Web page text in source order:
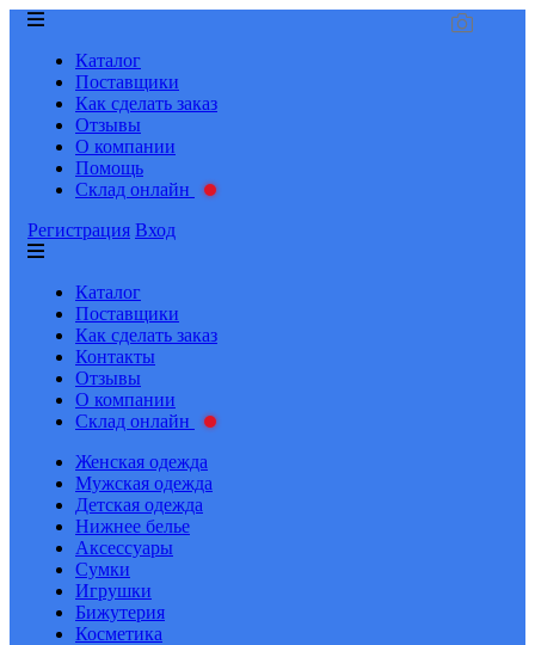
Каталог
Поставщики
Как сделать заказ
Отзывы
О компании
Помощь
Склад онлайн
Регистрация Вход
Каталог
Поставщики
Как сделать заказ
Контакты
Отзывы
О компании
Склад онлайн
Женская одежда
Мужская одежда
Детская одежда
Нижнее белье
Аксессуары
Сумки
Игрушки
Бижутерия
Косметика